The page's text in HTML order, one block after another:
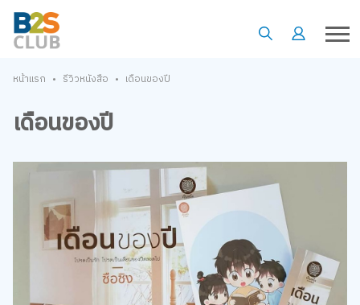
หน้าแรก • รีวิวหนังสือ • เดือนของปี
เดือนของปี